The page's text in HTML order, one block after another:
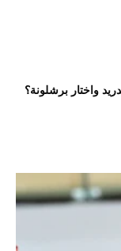
واختار برشلونة؟